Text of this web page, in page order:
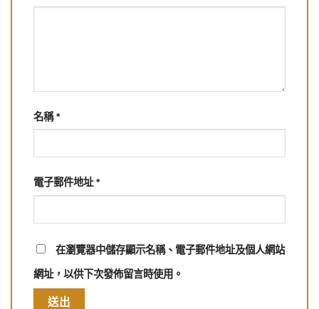
名稱*
電子郵件地址*
在瀏覽器中儲存顯示名稱、電子郵件地址及個人網站
網址，以供下次發佈留言時使用。